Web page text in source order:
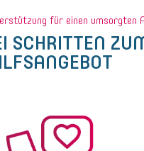
für einen umsorgten
SCHRITTEN